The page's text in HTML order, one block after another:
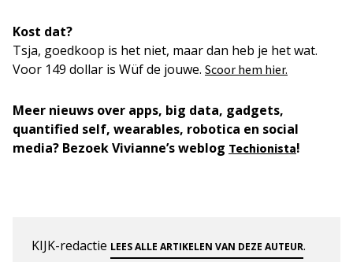
Kost dat?
Tsja, goedkoop is het niet, maar dan heb je het wat.
Voor 149 dollar is Wüf de jouwe. Scoor hem hier.
Meer nieuws over apps, big data, gadgets,
quantified self, wearables, robotica en social
media? Bezoek Vivianne’s weblog Techionista!
KIJK-redactie LEES ALLE ARTIKELEN VAN DEZE AUTEUR.